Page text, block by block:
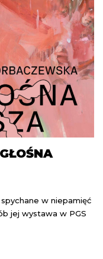
w niepamięć
jej wystawa w PGS